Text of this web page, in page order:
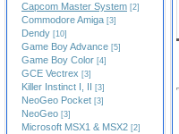
Capcom Master System [2]
Commodore Amiga [3]
Dendy [10]
Game Boy Advance [5]
Game Boy Color [4]
GCE Vectrex [3]
Killer Instinct I, II [3]
NeoGeo Pocket [3]
NeoGeo [3]
Microsoft MSX1 & MSX2 [2]